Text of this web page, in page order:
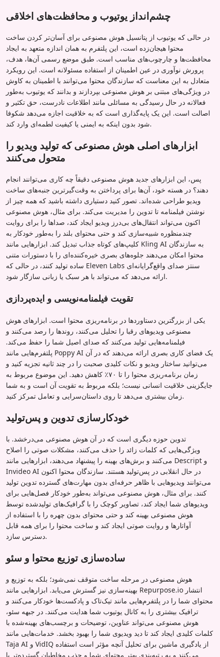
چشم‌انداز یوتیوب و محافظت‌های اخلاقی
در حالی که یوتیوب از پتانسیل هوش مصنوعی برای آسان‌تر کردن ساخت
محتوا هیجان‌زده است، این پلتفرم به همان اندازه متعهد به ایجاد
محافظت‌ها و چارچوب‌های مناسب است. طبق موضع رسمی آن‌ها، هدف،
پرورش نوآوری در عین اطمینان از استفاده مسئولانه است. این رویکرد
متعادل به این معناست که سازندگان محتوا می‌توانند با اطمینان به کاوش
در ویژگی‌های مبتنی بر هوش مصنوعی بپردازند و بدانند که یوتیوب به‌طور
فعالانه در حال رسیدگی به مسائلی مانند اطلاعات نادرست، حق تکثیر و
اصالت است. این یک پایه‌گذاری است که به خلاقیت اجازه می‌دهد شکوفا
شود بدون اینکه به ایمنی یا کیفیت لطمه‌ای وارد کند.
ابزارهای اصلی هوش مصنوعی که تولید ویدیو را
متحول می‌کنند
پس، این ابزارهای جدید هوش مصنوعی دقیقاً چه کاری می‌توانند انجام
دهند؟ در هسته خود، آن‌ها برای پرداختن به وقت‌گیرترین جنبه‌های ساخت
ویدیو طراحی شده‌اند. تصور کنید دستیاری داشته باشید که همه چیز از
نوشتن فیلمنامه تا تدوین را مدیریت می‌کند. برای مثال، هوش مصنوعی
اکنون می‌تواند انتقال‌های بی‌درز ویدیو ایجاد کند، صداها را برای روایت
چندمنظوره شبیه‌سازی کند و حتی محتوای بلند را به‌طور خودکار به
کلیپ‌های کوتاه جذاب تبدیل کند. ابزارهایی مانند Kling AI به سازندگان
محتوا امکان می‌دهند جلوه‌های بصری خیره‌کننده‌ای را با دستورات متنی
ساده تولید کنند، در حالی که Eleven Labs سنتز صدای واقع‌گرایانه‌ای
ارائه می‌دهد که می‌تواند با هر سبک یا زبانی سازگار شود.
تقویت فیلمنامه‌نویسی و ایده‌پردازی
یکی از بزرگترین دستاوردها در برنامه‌ریزی محتوا است. ابزارهای هوش
مصنوعی ویدیوهای رقبا را تحلیل می‌کنند، روندها را رصد می‌کنند و
فیلمنامه‌هایی تولید می‌کنند که صدای اصیل شما را حفظ می‌کند.
پلتفرم‌هایی مانند Poppy AI یک فضای کاری بصری ارائه می‌دهند که در آن
می‌توانید ساختار ویدیو و نکات کلیدی صحبت را در چند ثانیه تجزیه کنید و
زمان برنامه‌ریزی محتوا را تا ۷۰٪ کاهش دهید. این موضوع مربوط به
جایگزینی خلاقیت انسانی نیست؛ بلکه مربوط به تقویت آن است و به شما
زمان بیشتری می‌دهد تا روی داستان‌سرایی و تعامل تمرکز کنید.
خودکارسازی تدوین و پس‌تولید
تدوین حوزه دیگری است که در آن هوش مصنوعی می‌درخشد. با
ویژگی‌هایی که کلمات زائد را حذف می‌کنند، مشکلات صوتی را اصلاح
می‌کنند و برش‌های بهینه را پیشنهاد می‌دهند، ابزارهایی مانند Descript و
Invideo AI در حال انقلابی در پس‌تولید هستند. سازندگان محتوا اکنون
می‌توانند ویدیوهایی با ظاهر حرفه‌ای بدون مهارت‌های گسترده تدوین تولید
کنند. برای مثال، هوش مصنوعی می‌تواند به‌طور خودکار فصل‌هایی برای
ویدیوهای شما ایجاد کند، تصاویر کوچک را با گرافیک‌های تولیدشده توسط
هوش مصنوعی بهینه کند و حتی محتوای بدون چهره را با استفاده از
آواتارها و روایت صوتی ایجاد کند و ساخت محتوا را برای همه قابل
دسترس سازد.
ساده‌سازی توزیع محتوا و سئو
هوش مصنوعی در مرحله ساخت متوقف نمی‌شود؛ بلکه به توزیع و
بهینه‌سازی نیز گسترش می‌یابد. ابزارهایی مانند Repurpose.io انتشار
محتوای شما را در پلتفرم‌هایی مانند تیک‌تاک و پادکست‌ها خودکار می‌کنند و
ترافیک بیشتری را به کانال یوتیوب شما هدایت می‌کنند. در جبهه سئو،
هوش مصنوعی می‌تواند عناوین، توضیحات و برچسب‌های بهینه‌شده با
کلمات کلیدی ایجاد کند تا دید ویدیوی شما را بهبود بخشد. خدمات‌هایی مانند
Taja AI و VidIQ از یادگیری ماشین برای تحلیل آنچه مؤثر است استفاده
می‌کنند و به رتبه‌بندی بهتر محتوای شما و جذب مخاطبان گسترده‌تر با